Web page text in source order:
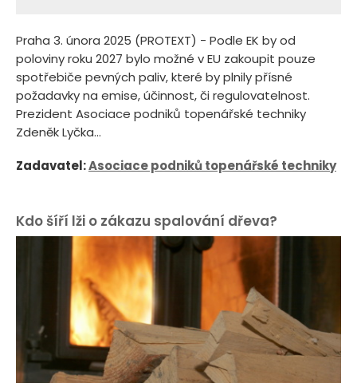
Praha 3. února 2025 (PROTEXT) - Podle EK by od
poloviny roku 2027 bylo možné v EU zakoupit pouze
spotřebiče pevných paliv, které by plnily přísné
požadavky na emise, účinnost, či regulovatelnost.
Prezident Asociace podniků topenářské techniky
Zdeněk Lyčka...
Zadavatel:Asociace podniků topenářské techniky
Kdo šíří lži o zákazu spalování dřeva?